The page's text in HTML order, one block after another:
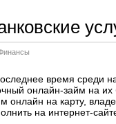
время среди
онлайн-займ на их
онлайн на карту,
на интернет-